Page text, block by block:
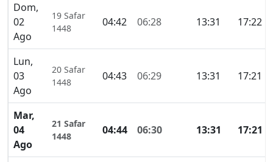
Dom,
02
Ago
19 Safar
1448
04:42 06:28 13:31 17:22
Lun,
03
Ago
20 Safar
1448
04:43 06:29 13:31 17:21
Mar,
04
Ago
21 Safar
1448
04:44 06:30 13:31 17:21